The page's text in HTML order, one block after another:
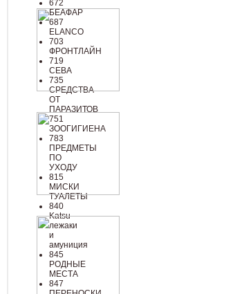
672
БЕАФАР
687
ELANCO
703
ФРОНТЛАЙН
719
СЕВА
735
СРЕДСТВА
ОТ
ПАРАЗИТОВ
751
ЗООГИГИЕНА
783
ПРЕДМЕТЫ
ПО
УХОДУ
815
МИСКИ
ТУАЛЕТЫ
840
Katsu
лежаки
и
амуниция
845
РОДНЫЕ
МЕСТА
847